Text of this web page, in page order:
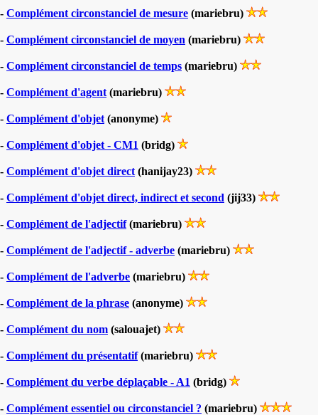
- Complément circonstanciel de mesure (mariebru)
- Complément circonstanciel de moyen (mariebru)
- Complément circonstanciel de temps (mariebru)
- Complément d'agent (mariebru)
- Complément d'objet (anonyme)
- Complément d'objet - CM1 (bridg)
- Complément d'objet direct (hanijay23)
- Complément d'objet direct, indirect et second (jij33)
- Complément de l'adjectif(mariebru)
- Complément de l'adjectif - adverbe (mariebru)
- Complément de l'adverbe (mariebru)
- Complément de la phrase (anonyme)
- Complément du nom (salouajet)
- Complément du présentatif(mariebru)
- Complément du verbe déplaçable - A1 (bridg)
- Complément essentiel ou circonstanciel ? (mariebru)